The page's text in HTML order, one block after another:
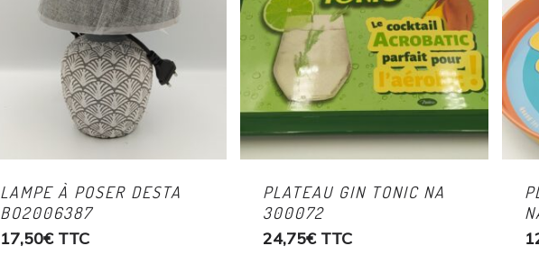
LAMPE À POSER DESTA
BO2006387
17,50€ TTC
PLATEAU GIN TONIC NA
300072
24,75€ TTC